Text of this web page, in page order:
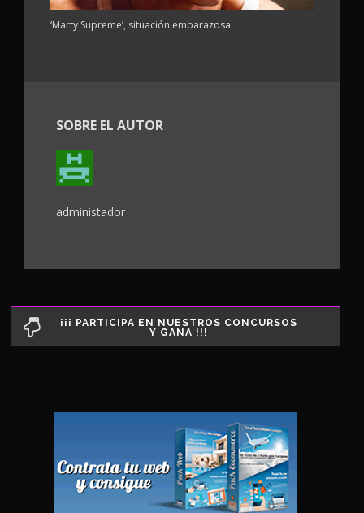
‘Marty Supreme’, situación embarazosa
SOBRE EL AUTOR
administador
¡¡¡ PARTICIPA EN NUESTROS CONCURSOS
Y GANA !!!